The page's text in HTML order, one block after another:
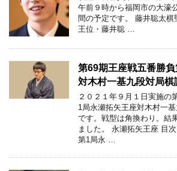
午前９時から福岡市の大濠
間の予定です。 藤井聡太
王位・藤井聡 …
第69期王座戦五番勝
対木村一基九段対局棋
２０２１年９月１日実施の
1局永瀬拓矢王座対木村一
です。戦型は角換わり。結
ました。 永瀬拓矢王座 目
第1局永 …